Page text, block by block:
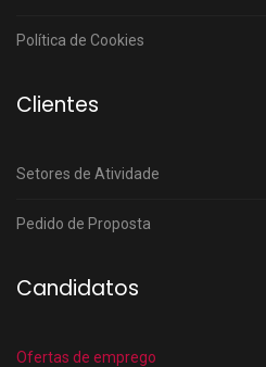
Política de Cookies
Clientes
Setores de Atividade
Pedido de Proposta
Candidatos
Ofertas de emprego